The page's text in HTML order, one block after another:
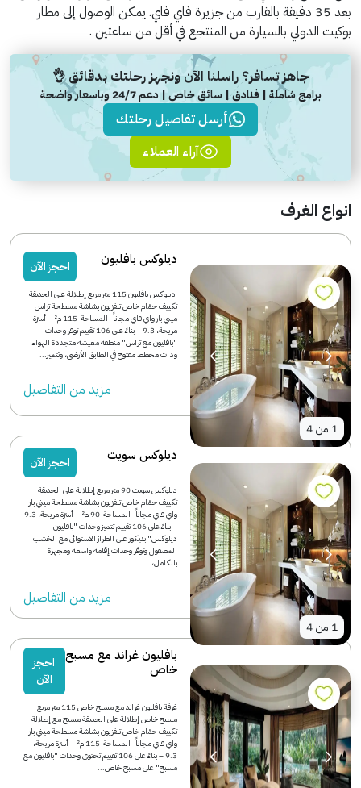
بعد 35 دقيقة بالقارب من جزيرة فاي فاي. يمكن الوصول إلى مطار
بوكيت الدولي بالسيارة من المنتجع في أقل من ساعتين .
جاهز تسافر؟ راسلنا الآن ونجهز رحلتك بدقائق 👌
برامج شاملة | فنادق | سائق خاص | دعم 24/7 وباسعار واضحة
أرسل تفاصيل رحلتك
آراء العملاء
انواع الغرف
1 من4
ديلوكس بافليون احجز الآن
ديلوكس بافليون 115 متر مربع إطلالة على الحديقة
تكييف حمّام خاص تلفزيون بشاشة مسطحة تراس
ميني بار واي فاي مجاناً المساحة 115 م² أسرّة
مريحة، 9.3 – بناءً على 106 تقييم توفر وحدات
"بافليون مع تراس" منطقة معيشة متجددة الهواء
وذات مخطط مفتوح في الطابق الأرضي، وتتميز...
مزید من التفاصیل
1 من4
ديلوكس سويت احجز الآن
ديلوكس سويت 90 متر مربع إطلالة على الحديقة
تكييف حمّام خاص تلفزيون بشاشة مسطحة ميني بار
واي فاي مجاناً المساحة 90 م² أسرّة مريحة، 9.3
– بناءً على 106 تقييم تتميز وحدات "بافليون
ديلوكس" بديكور على الطراز الاستوائي مع الخشب
المصقول وتوفر وحدات إقامة واسعة ومجهزة
بالكامل،...
مزید من التفاصیل
بافليون غراند مع مسبح
خاص
احجز
الآن
غرفة بافليون غراند مع مسبح خاص 115 متر مربع
مسبح خاص إطلالة على الحديقة مسبح مع إطلالة
تكييف حمّام خاص تلفزيون بشاشة مسطحة ميني بار
واي فاي مجاناً المساحة 115 م² أسرّة مريحة،
9.3 – بناءً على 106 تقييم تحتوي وحدات "بافليون مع
مسبح" على مسبح خاص...